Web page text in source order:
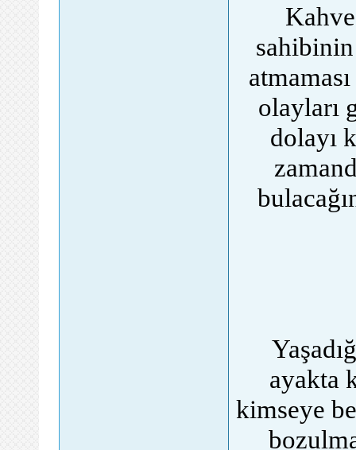
sahibinin
olayları
dolayı
ayakta
kimseye